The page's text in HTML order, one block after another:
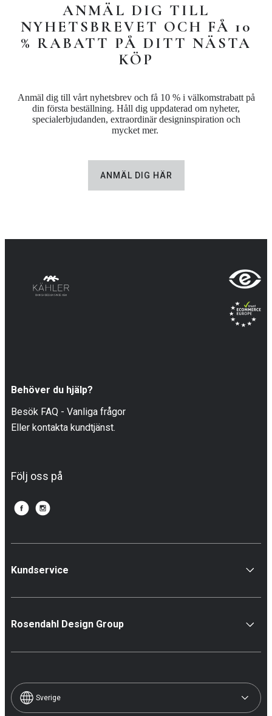
ANMÄL DIG TILL
NYHETSBREVET OCH FÅ 10
% RABATT PÅ DITT NÄSTA
KÖP
Anmäl dig till vårt nyhetsbrev och få 10 % i välkomstrabatt på
din första beställning. Håll dig uppdaterad om nyheter,
specialerbjudanden, extraordinär designinspiration och
mycket mer.
ANMÄL DIG HÄR
Behöver du hjälp?
Besök FAQ - Vanliga frågor
Eller kontakta kundtjänst.
Följ oss på
Kundservice
Rosendahl Design Group
Sverige